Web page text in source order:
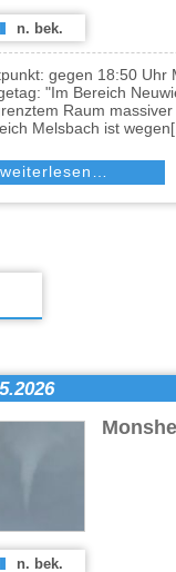
n. bek.
gegen 18:50 Uhr
"Im Bereich
Raum
Melsbach ist
weiterlesen…
n. bek.